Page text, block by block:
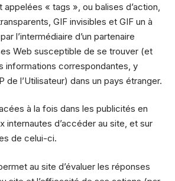
« tags », ou balises d’action,
GIF invisibles et GIF un à
l’intermédiaire d’un partenaire
Web susceptible de se trouver (et
informations correspondantes, y
de l’Utilisateur) dans un pays étranger.
à la fois dans les publicités en
internautes d’accéder au site, et sur
de celui-ci.
au site d’évaluer les réponses